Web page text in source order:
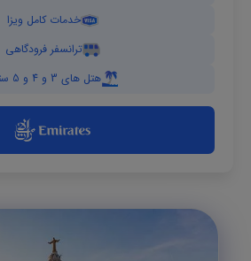
خدمات کامل ویزا
ترانسفر فرودگاهی
هتل های 3 و 4 و 5 ستاره